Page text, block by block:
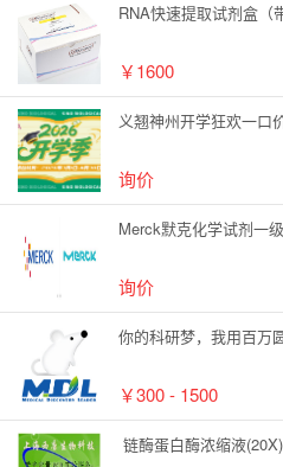
RNA快速提取试剂盒（
￥1600
义翘神州开学狂欢一口
询价
Merck默克化学试剂一
询价
你的科研梦，我用百万
￥300 - 1500
链酶蛋白酶浓缩液(20X)